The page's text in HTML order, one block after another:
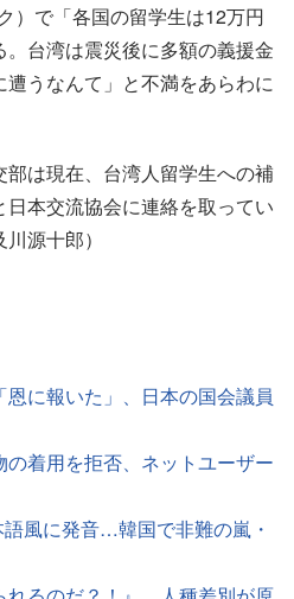
）で「各国の留学生は12万円
台湾は震災後に多額の義援金
うなんて」と不満をあらわに
は現在、台湾人留学生への補
本交流協会に連絡を取ってい
源十郎）
に報いた」、日本の国会議員
着用を拒否、ネットユーザー
風に発音…韓国で非難の嵐・